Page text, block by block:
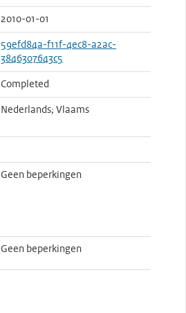
2010-01-01
59efd84a-f11f-4ec8-a2ac-
3846307643c5
Completed
Nederlands; Vlaams
Geen beperkingen
Geen beperkingen